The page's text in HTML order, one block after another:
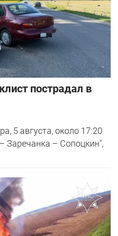
пострадал в
5 августа, около 17:20
Заречанка – Сопоцкин",